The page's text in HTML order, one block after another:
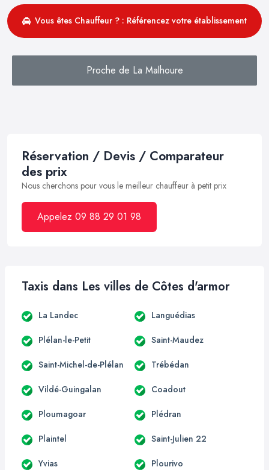
Vous êtes Chauffeur ? : Référencez votre établissement
Proche de La Malhoure
Réservation / Devis / Comparateur
des prix
Nous cherchons pour vous le meilleur chauffeur à petit prix
Appelez 09 88 29 01 98
Taxis dans Les villes de Côtes d'armor
La Landec Languédias
Plélan-le-Petit Saint-Maudez
Saint-Michel-de-Plélan Trébédan
Vildé-Guingalan Coadout
Ploumagoar Plédran
Plaintel Saint-Julien 22
Yvias Plourivo